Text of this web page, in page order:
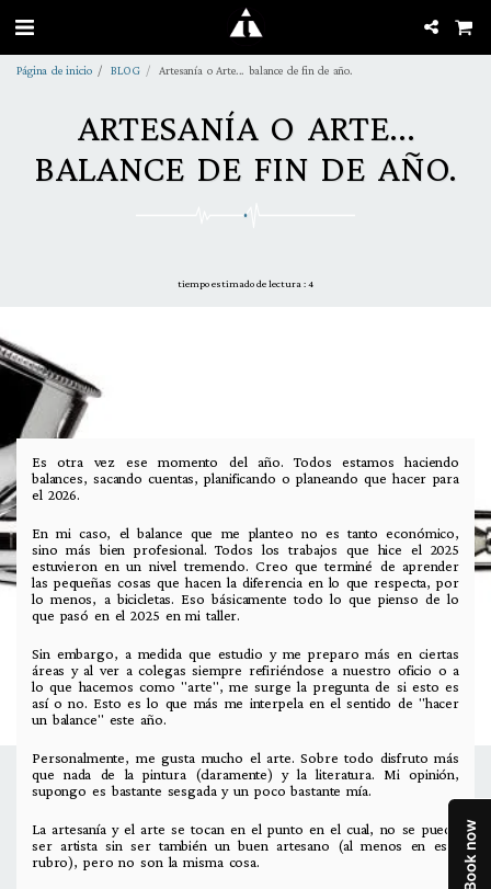
Página de inicio BLOG Artesanía o Arte... balance de fin de año.
ARTESANÍA O ARTE...
BALANCE DE FIN DE AÑO.
tiempo estimado de lectura : 4
Es otra vez ese momento del año. Todos estamos haciendo
balances, sacando cuentas, planificando o planeando que hacer para
el 2026.
En mi caso, el balance que me planteo no es tanto económico,
sino más bien profesional. Todos los trabajos que hice el 2025
estuvieron en un nivel tremendo. Creo que terminé de aprender
las pequeñas cosas que hacen la diferencia en lo que respecta, por
lo menos, a bicicletas. Eso básicamente todo lo que pienso de lo
que pasó en el 2025 en mi taller.
Sin embargo, a medida que estudio y me preparo más en ciertas
áreas y al ver a colegas siempre refiriéndose a nuestro oficio o a
lo que hacemos como "arte", me surge la pregunta de si esto es
así o no. Esto es lo que más me interpela en el sentido de "hacer
un balance" este año.
Personalmente, me gusta mucho el arte. Sobre todo disfruto más
que nada de la pintura (claramente) y la literatura. Mi opinión,
supongo es bastante sesgada y un poco bastante mía.
La artesanía y el arte se tocan en el punto en el cual, no se puede
ser artista sin ser también un buen artesano (al menos en este
rubro), pero no son la misma cosa.